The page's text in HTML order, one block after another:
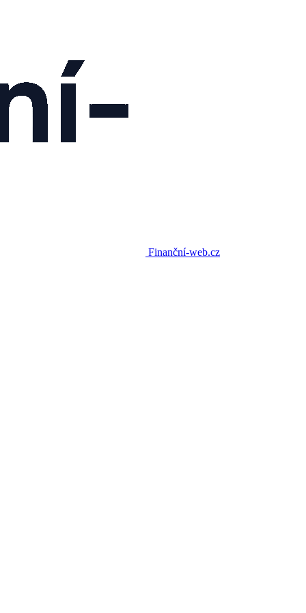
Finanční-web.cz